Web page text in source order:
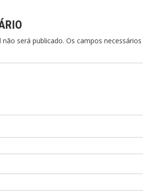
não será publicado. Os campos